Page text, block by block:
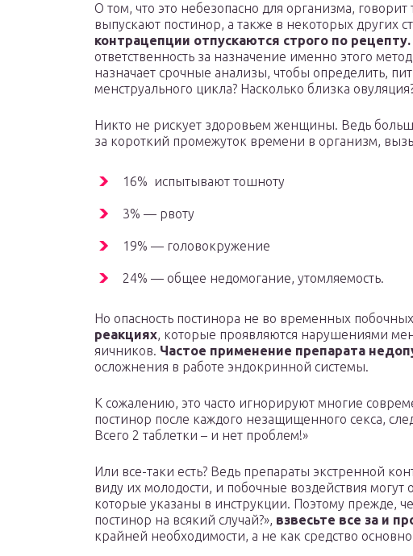
О том, что это небезопасно для организма, говорит
выпускают постинор, а также в некоторых других
контрацепции отпускаются строго по рецепту.
ответственность за назначение именно этого
назначает срочные анализы, чтобы определить,
менструального цикла? Насколько близка
Никто не рискует здоровьем женщины. Ведь
за короткий промежуток времени в организм,
16% испытывают тошноту
3% — рвоту
19% — головокружение
24% — общее недомогание, утомляемость.
Но опасность постинора не во временных
реакциях, которые проявляются нарушениями
яичников. Частое применение препарата
осложнения в работе эндокринной системы.
К сожалению, это часто игнорируют многие
постинор после каждого незащищенного секса,
Всего 2 таблетки – и нет проблем!»
Или все-таки есть? Ведь препараты экстренной
виду их молодости, и побочные воздействия могут
которые указаны в инструкции. Поэтому прежде,
постинор на всякий случай?», взвесьте все за и
крайней необходимости, а не как средство